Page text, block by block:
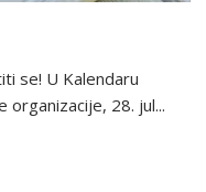
se! U Kalendaru
28. jul...